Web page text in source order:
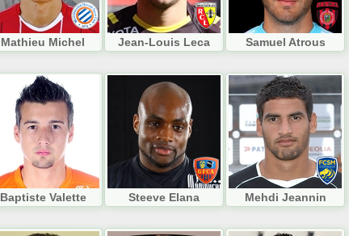
Mathieu Michel Jean-Louis Leca Samuel Atrous
Baptiste Valette Steeve Elana Mehdi Jeannin